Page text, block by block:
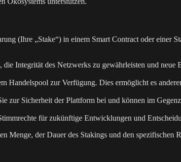
(Ihre „Stake“) in einem Smart Contract oder einer
Integrität des Netzwerks zu gewährleisten und neue
Handelspool zur Verfügung. Dies ermöglicht es
zur Sicherheit der Plattform bei und können im
für zukünftige Entwicklungen und
der Dauer des Stakings und den spezifischen